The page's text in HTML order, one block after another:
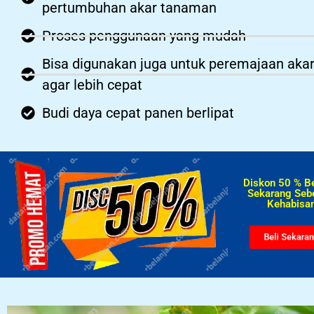
pertumbuhan akar tanaman
Proses penggunaan yang mudah
Bisa digunakan juga untuk peremajaan akar
agar lebih cepat
Budi daya cepat panen berlipat
Diskon 50 %
Sekarang
Beli